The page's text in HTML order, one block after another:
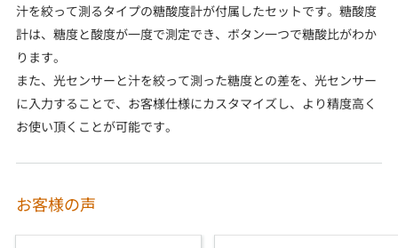
汁を絞って測るタイプの糖酸度計が付属したセットです。糖酸度
計は、糖度と酸度が一度で測定でき、ボタン一つで糖酸比がわか
ります。
また、光センサーと汁を絞って測った糖度との差を、光センサー
に入力することで、お客様仕様にカスタマイズし、より精度高く
お使い頂くことが可能です。
お客様の声